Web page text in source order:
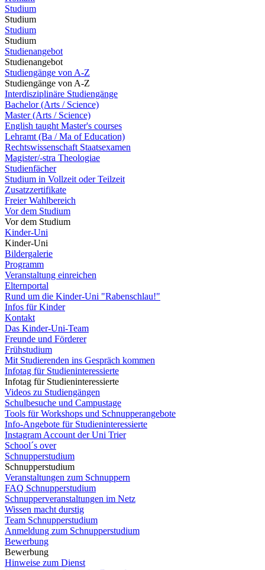
Studium
Studium
Studium
Studium
Studienangebot
Studienangebot
Studiengänge von A-Z
Studiengänge von A-Z
Interdisziplinäre Studiengänge
Bachelor (Arts / Science)
Master (Arts / Science)
English taught Master's courses
Lehramt (Ba / Ma of Education)
Rechtswissenschaft Staatsexamen
Magister/-stra Theologiae
Studienfächer
Studium in Vollzeit oder Teilzeit
Zusatzzertifikate
Freier Wahlbereich
Vor dem Studium
Vor dem Studium
Kinder-Uni
Kinder-Uni
Bildergalerie
Programm
Veranstaltung einreichen
Elternportal
Rund um die Kinder-Uni "Rabenschlau!"
Infos für Kinder
Kontakt
Das Kinder-Uni-Team
Freunde und Förderer
Frühstudium
Mit Studierenden ins Gespräch kommen
Infotag für Studieninteressierte
Infotag für Studieninteressierte
Videos zu Studiengängen
Schulbesuche und Campustage
Tools für Workshops und Schnupperangebote
Info-Angebote für Studieninteressierte
Instagram Account der Uni Trier
School´s over
Schnupperstudium
Schnupperstudium
Veranstaltungen zum Schnuppern
FAQ Schnupperstudium
Schnupperveranstaltungen im Netz
Wissen macht durstig
Team Schnupperstudium
Anmeldung zum Schnupperstudium
Bewerbung
Bewerbung
Hinweise zum Dienst